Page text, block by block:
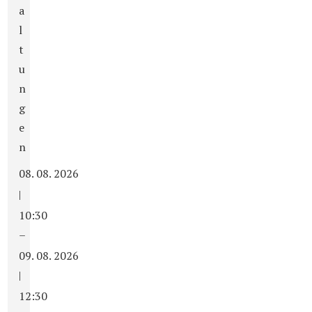
a
l
t
u
n
g
e
n
08. 08. 2026
|
10:30
–
09. 08. 2026
|
12:30